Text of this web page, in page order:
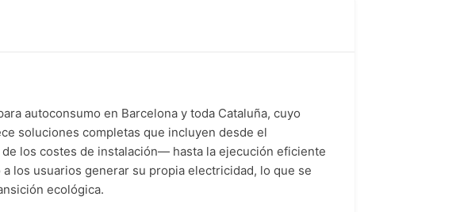
autoconsumo en Barcelona y toda Cataluña, cuyo
soluciones completas que incluyen desde el
los costes de instalación— hasta la ejecución eficiente
los usuarios generar su propia electricidad, lo que se
ecológica.